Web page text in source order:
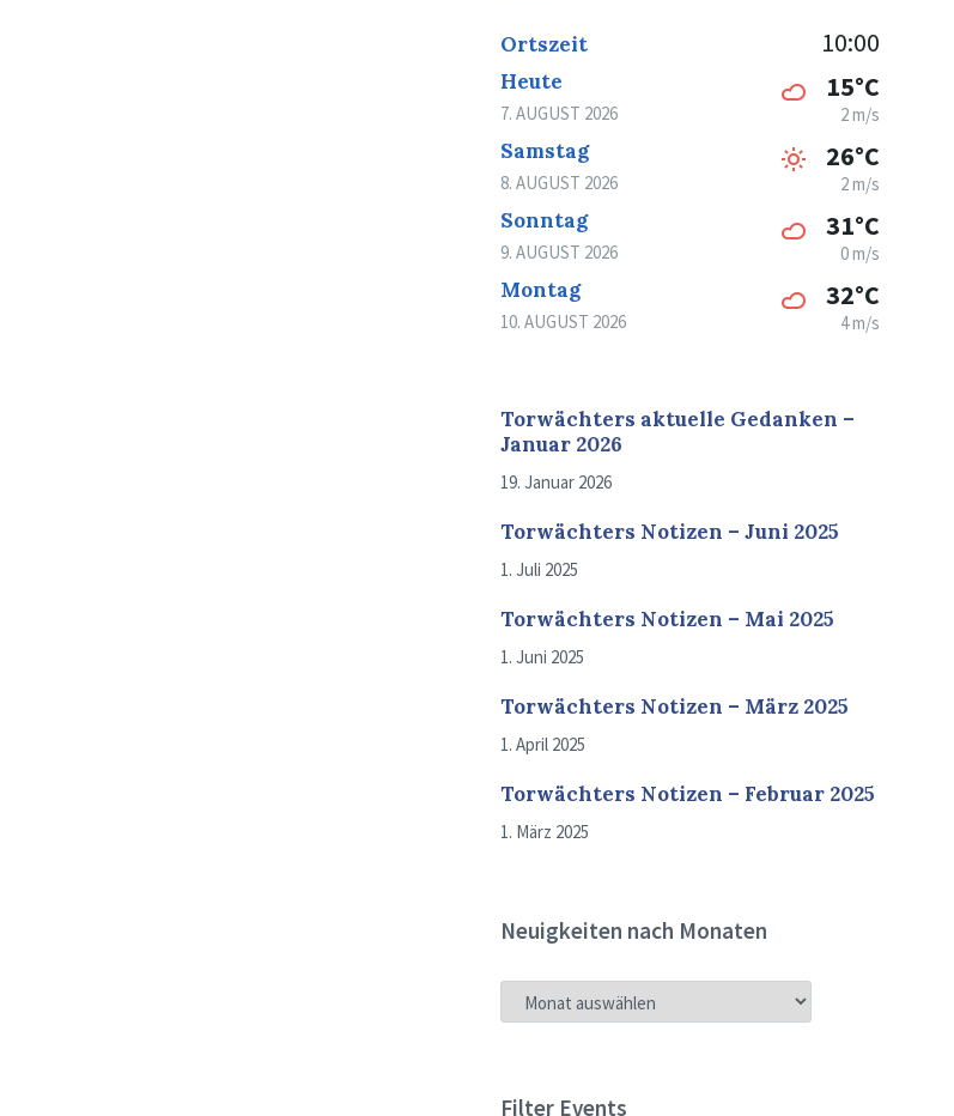
Ortszeit 10:00
Heute
7. AUGUST 2026
15°C
2 m/s
Samstag
8. AUGUST 2026
26°C
2 m/s
Sonntag
9. AUGUST 2026
31°C
0 m/s
Montag
10. AUGUST 2026
32°C
4 m/s
Torwächters aktuelle Gedanken –
Januar 2026
19. Januar 2026
Torwächters Notizen – Juni 2025
1. Juli 2025
Torwächters Notizen – Mai 2025
1. Juni 2025
Torwächters Notizen – März 2025
1. April 2025
Torwächters Notizen – Februar 2025
1. März 2025
Neuigkeiten nach Monaten
NEUIGKEITEN
NACH
Filter Events